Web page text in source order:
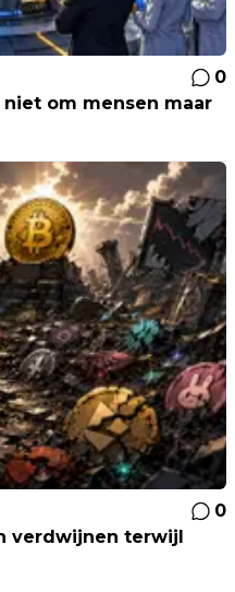
0
om mensen maar
0
verdwijnen terwijl